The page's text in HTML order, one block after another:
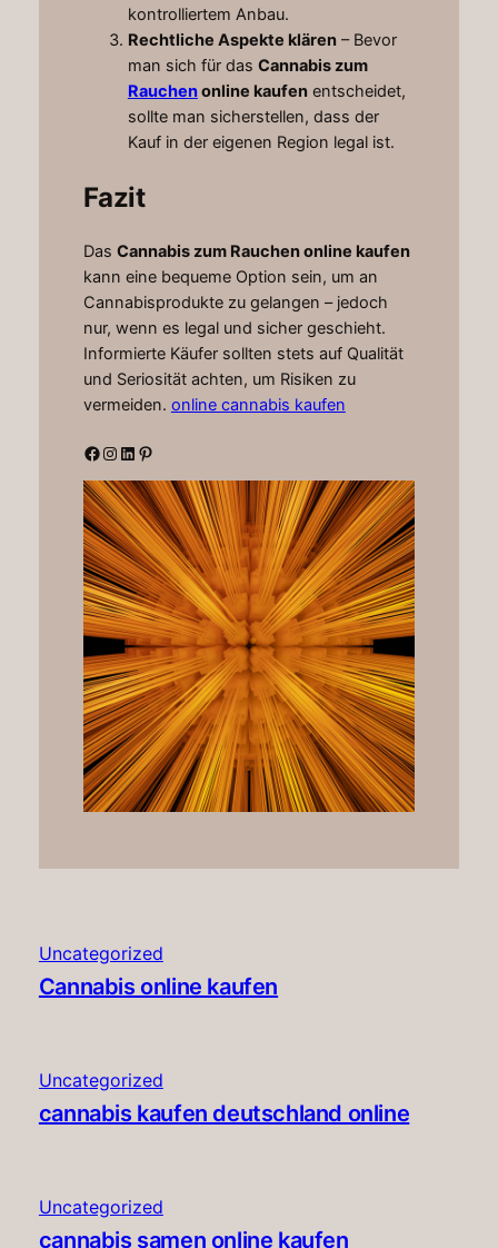
kontrolliertem Anbau.
Rechtliche Aspekte klären– Bevor
man sich für das Cannabis zum
Rauchenonline kaufenentscheidet,
sollte man sicherstellen, dass der
Kauf in der eigenen Region legal ist.
Fazit
Das Cannabis zum Rauchen online kaufen
kann eine bequeme Option sein, um an
Cannabisprodukte zu gelangen – jedoch
nur, wenn es legal und sicher geschieht.
Informierte Käufer sollten stets auf Qualität
und Seriosität achten, um Risiken zu
vermeiden. online cannabis kaufen
Facebook Instagram LinkedIn Pinterest
Uncategorized
Cannabis online kaufen
Uncategorized
cannabis kaufen deutschland online
Uncategorized
cannabis samen online kaufen